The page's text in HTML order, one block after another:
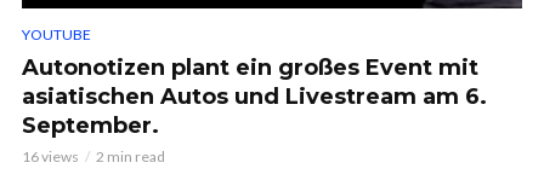
YOUTUBE
Autonotizen plant ein großes Event mit
asiatischen Autos und Livestream am 6.
September.
16 views 2 min read